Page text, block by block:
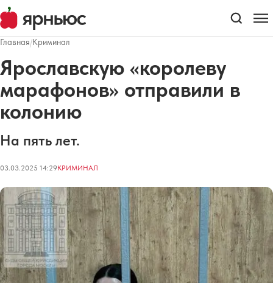
Главная/Криминал
Ярославскую «королеву
марафонов» отправили в
колонию
На пять лет.
03.03.2025 14:29КРИМИНАЛ